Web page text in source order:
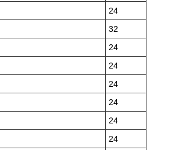
24
32
24
24
24
24
24
24